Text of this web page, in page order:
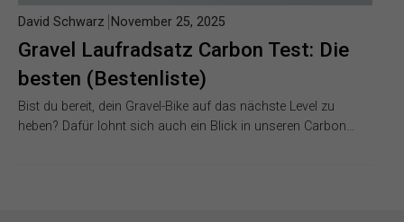
Gravel Laufradsatz Carbon Test: Die
besten (Bestenliste)
David Schwarz November 25, 2025
Bist du bereit, dein Gravel-Bike auf das nächste Level zu
heben? Dafür lohnt sich auch ein Blick in unseren Carbon…